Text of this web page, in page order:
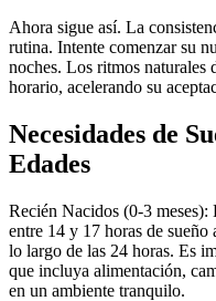
Ahora sigue así. La
rutina. Intente comenzar su
noches. Los ritmos naturales
horario, acelerando su
Necesidades de
Edades
Recién Nacidos (0-3 meses):
entre 14 y 17 horas de
lo largo de las 24 horas. Es
que incluya alimentación,
en un ambiente tranquilo.